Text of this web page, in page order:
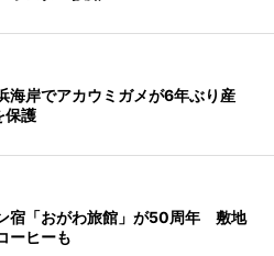
海岸でアカウミガメが6年ぶり産
護
宿「おがわ旅館」が50周年 敷地
ーヒーも